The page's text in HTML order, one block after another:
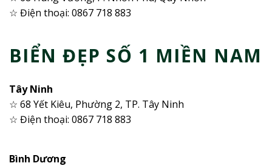
☆ Điện thoại: 0867 718 883
BIỂN ĐẸP SỐ 1 MIỀN NAM
Tây Ninh
☆ 68 Yết Kiêu, Phường 2, TP. Tây Ninh
☆ Điện thoại: 0867 718 883
Bình Dương